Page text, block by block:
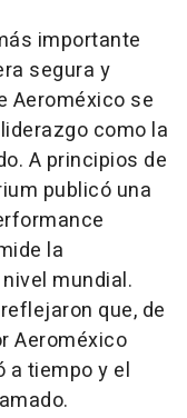
importante
segura y
Aeroméxico se
como la
A principios de
publicó una
la
mundial.
que, de
Aeroméxico
a tiempo y el